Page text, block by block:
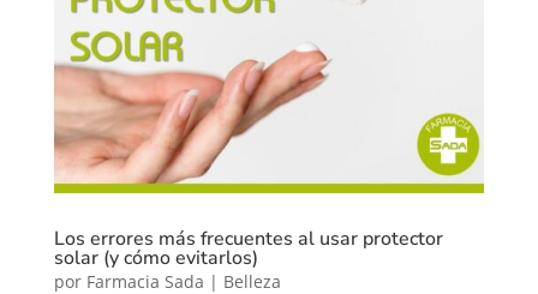
Los errores más frecuentes al usar protector
solar (y cómo evitarlos)
por Farmacia Sada | Belleza